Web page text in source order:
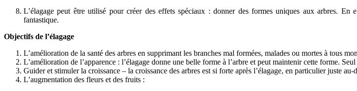
L’élagage peut être utilisé pour créer des effets spéciaux : donner des formes uniques aux arbres.
fantastique.
Objectifs de l’élagage
L’amélioration de la santé des arbres en supprimant les branches mal formées, malades ou mortes à tous
L’amélioration de l’apparence : l’élagage donne une belle forme à l’arbre et peut maintenir cette forme.
Guider et stimuler la croissance – la croissance des arbres est si forte après l’élagage, en particulier juste au-
L’augmentation des fleurs et des fruits :